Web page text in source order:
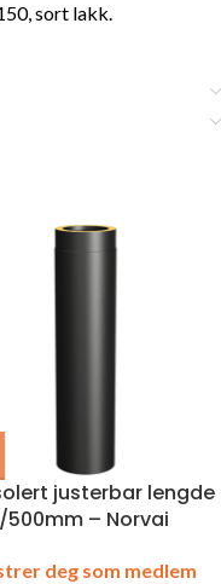
sort lakk.
justerbar lengde
500mm – Norvai
deg som medlem